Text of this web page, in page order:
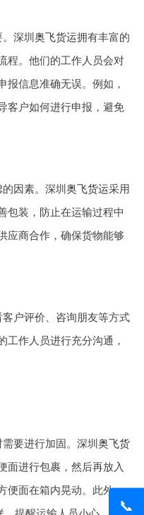
📞
深圳 奥飞货运拥有丰富的
程。他们的工作人员会对
报信息准确无误。例如，
客户如何进行申报，避免
因素。深圳 奥飞货运采用
包装，防止在运输过程中
应商合作，确保货物能够
户评价、咨询朋友等方式
工作人员进行充分沟通，
要进行加固。深圳 奥飞货
面进行包裹，然后再放入
便面在箱内晃动。此外，